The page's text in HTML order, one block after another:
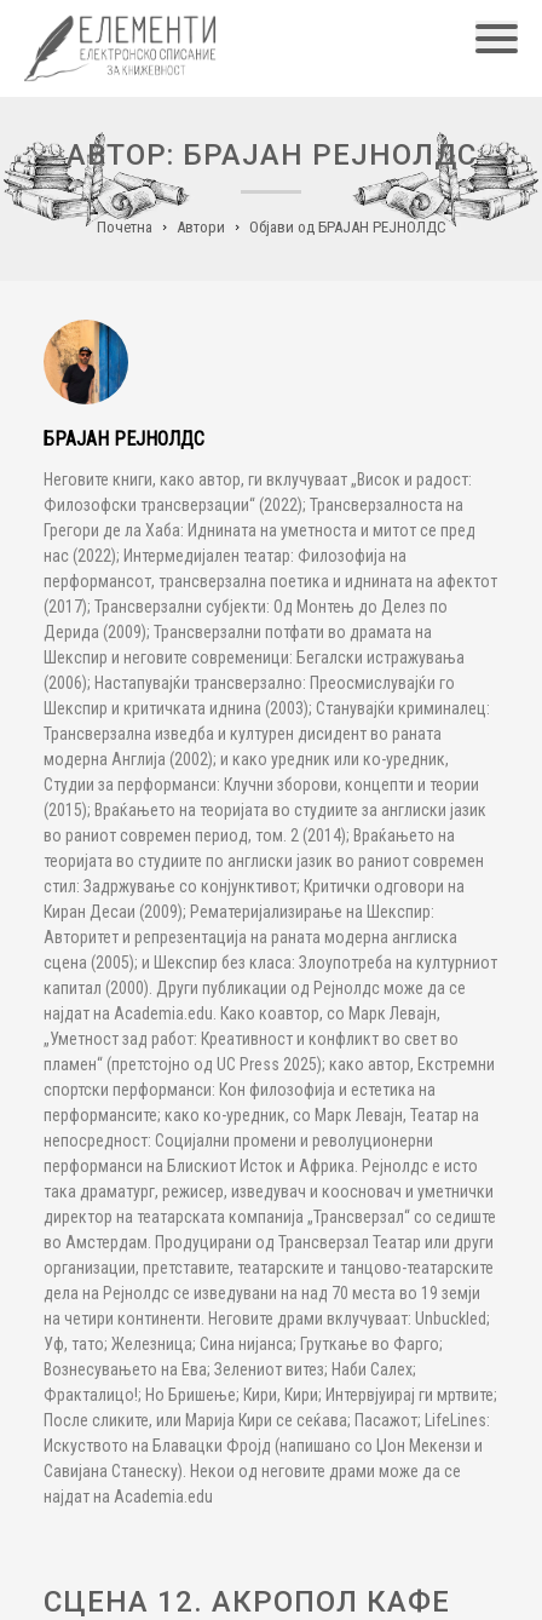
АВТОР: БРАЈАН РЕЈНОЛДС
Почетна Автори Објави од БРАЈАН РЕЈНОЛДС
БРАЈАН РЕЈНОЛДС
Неговите книги, како автор, ги вклучуваат „Висок и радост:
Филозофски трансверзации“ (2022); Трансверзалноста на
Грегори де ла Хаба: Иднината на уметноста и митот се пред
нас (2022); Интермедијален театар: Филозофија на
перформансот, трансверзална поетика и иднината на афектот
(2017); Трансверзални субјекти: Од Монтењ до Делез по
Дерида (2009); Трансверзални потфати во драмата на
Шекспир и неговите современици: Бегалски истражувања
(2006); Настапувајќи трансверзално: Преосмислувајќи го
Шекспир и критичката иднина (2003); Станувајќи криминалец:
Трансверзална изведба и културен дисидент во раната
модерна Англија (2002); и како уредник или ко-уредник,
Студии за перформанси: Клучни зборови, концепти и теории
(2015); Враќањето на теоријата во студиите за англиски јазик
во раниот современ период, том. 2 (2014); Враќањето на
теоријата во студиите по англиски јазик во раниот современ
стил: Задржување со конјунктивот; Критички одговори на
Киран Десаи (2009); Рематеријализирање на Шекспир:
Авторитет и репрезентација на раната модерна англиска
сцена (2005); и Шекспир без класа: Злоупотреба на културниот
капитал (2000). Други публикации од Рејнолдс може да се
најдат на Academia.edu. Како коавтор, со Марк Левајн,
„Уметност зад работ: Креативност и конфликт во свет во
пламен“ (претстојно од UC Press 2025); како автор, Екстремни
спортски перформанси: Кон филозофија и естетика на
перформансите; како ко-уредник, со Марк Левајн, Театар на
непосредност: Социјални промени и револуционерни
перформанси на Блискиот Исток и Африка. Рејнолдс е исто
така драматург, режисер, изведувач и коосновач и уметнички
директор на театарската компанија „Трансверзал“ со седиште
во Амстердам. Продуцирани од Трансверзал Театар или други
организации, претставите, театарските и танцово-театарските
дела на Рејнолдс се изведувани на над 70 места во 19 земји
на четири континенти. Неговите драми вклучуваат: Unbuckled;
Уф, тато; Железница; Сина нијанса; Груткање во Фарго;
Вознесувањето на Ева; Зелениот витез; Наби Салех;
Фракталицо!; Но Бришење; Кири, Кири; Интервјуирај ги мртвите;
После сликите, или Марија Кири се сеќава; Пасажот; LifeLines:
Искуството на Блавацки Фројд (напишано со Џон Мекензи и
Савијана Станеску). Некои од неговите драми може да се
најдат на Academia.edu
СЦЕНА 12. АКРОПОЛ КАФЕ